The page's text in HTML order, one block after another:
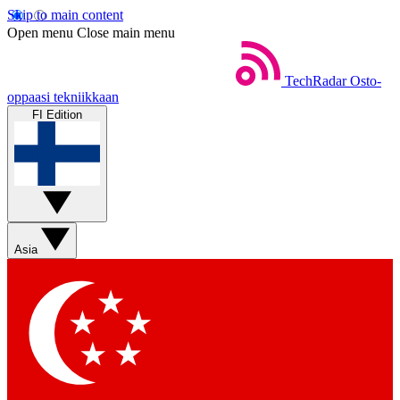
Skip to main content
Open menu Close main menu
TechRadar Osto-
oppaasi tekniikkaan
FI Edition
Asia